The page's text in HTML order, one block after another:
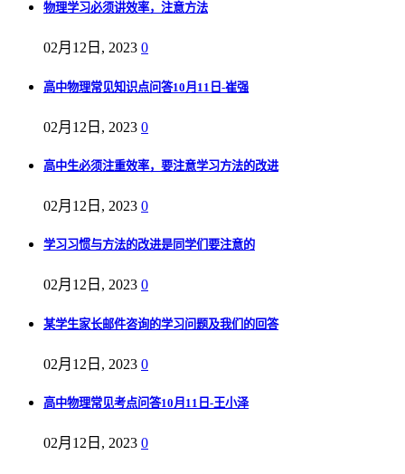
物理学习必须讲效率，注意方法
02月12日, 2023 0
高中物理常见知识点问答10月11日-崔强
02月12日, 2023 0
高中生必须注重效率，要注意学习方法的改进
02月12日, 2023 0
学习习惯与方法的改进是同学们要注意的
02月12日, 2023 0
某学生家长邮件咨询的学习问题及我们的回答
02月12日, 2023 0
高中物理常见考点问答10月11日-王小泽
02月12日, 2023 0